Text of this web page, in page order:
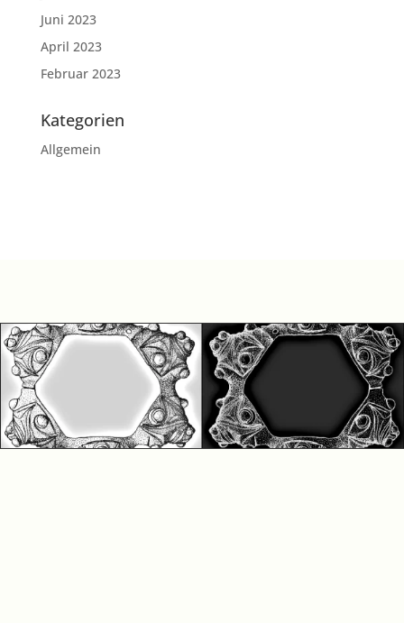
Juni 2023
April 2023
Februar 2023
Kategorien
Allgemein